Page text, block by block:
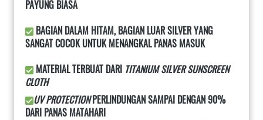
PAYUNG BIASA
BAGIAN DALAM HITAM, BAGIAN LUAR SILVER YANG
SANGAT COCOK UNTUK MENANGKAL PANAS MASUK
MATERIAL TERBUAT DARI TITANIUM SILVER SUNSCREEN
CLOTH
UV PROTECTION PERLINDUNGAN SAMPAI DENGAN 90%
DARI PANAS MATAHARI